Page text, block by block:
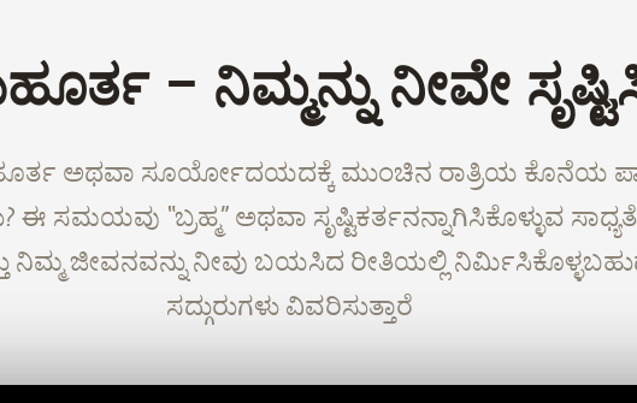
– ನಿಮ್ಮನ್ನು ನೀವೇ
ಅಥವಾ ಸೂರ್ಯೋದಯದಕ್ಕೆ ಮುಂಚಿನ ರಾತ್ರಿಯ ಕೊನೆಯ
ಈ ಸಮಯವು “ಬ್ರಹ್ಮ” ಅಥವಾ ಸೃಷ್ಟಿಕರ್ತನನ್ನಾಗಿಸಿಕೊಳ್ಳುವ
ನಿಮ್ಮ ಜೀವನವನ್ನು ನೀವು ಬಯಸಿದ ರೀತಿಯಲ್ಲಿ
ಸದ್ಗುರುಗಳು ವಿವರಿಸುತ್ತಾರೆ